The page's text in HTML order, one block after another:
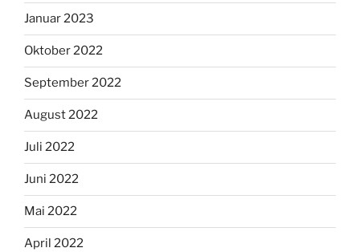
Januar 2023
Oktober 2022
September 2022
August 2022
Juli 2022
Juni 2022
Mai 2022
April 2022